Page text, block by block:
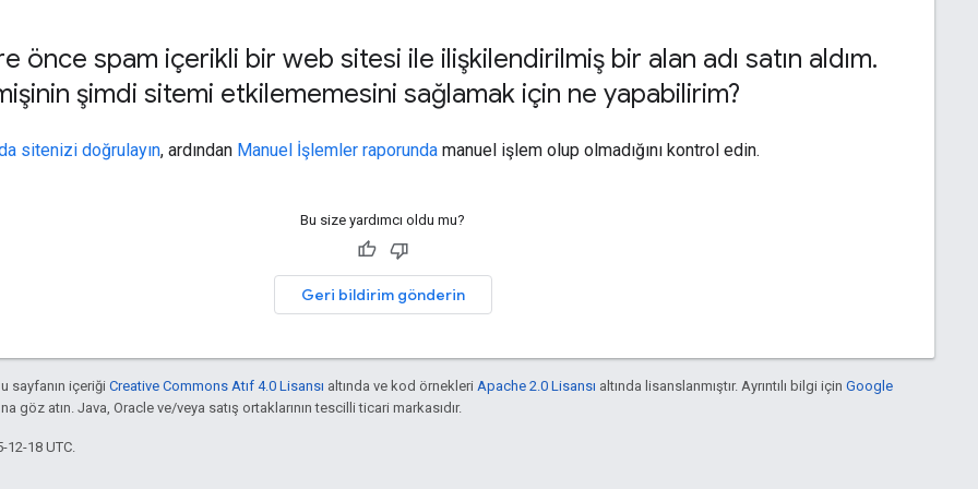
önce spam içerikli bir web sitesi ile ilişkilendirilmiş bir alan adı satın aldım.
şimdi sitemi etkilememesini sağlamak için ne yapabilirim?
sitenizi doğrulayın, ardından Manuel İşlemler raporunda manuel işlem olup olmadığını kontrol edin.
Bu size yardımcı oldu mu?
Geri bildirim gönderin
sayfanın içeriği Creative Commons Atıf 4.0 Lisansı altında ve kod örnekleri Apache 2.0 Lisansı altında lisanslanmıştır. Ayrıntılı bilgi için Google
göz atın. Java, Oracle ve/veya satış ortaklarının tescilli ticari markasıdır.
18 UTC.